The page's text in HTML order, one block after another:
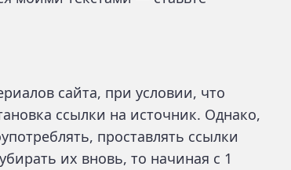
сайта, при условии, что
ссылки на источник. Однако,
проставлять ссылки
их вновь, то начиная с 1